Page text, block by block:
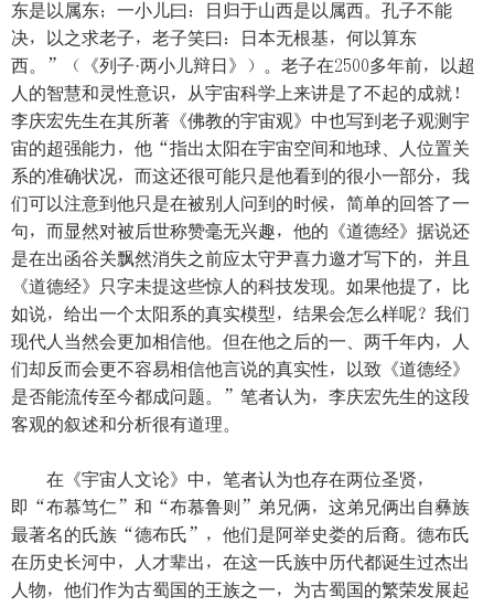
东是以属东；一小儿曰：日归于山西是以属西。孔子不能
决，以之求老子，老子笑曰：日本无根基，何以算东
西。”（《列子·两小儿辩日》）。老子在2500多年前，以超
人的智慧和灵性意识，从宇宙科学上来讲是了不起的成就！
李庆宏先生在其所著《佛教的宇宙观》中也写到老子观测宇
宙的超强能力，他“指出太阳在宇宙空间和地球、人位置关
系的准确状况，而这还很可能只是他看到的很小一部分，我
们可以注意到他只是在被别人问到的时候，简单的回答了一
句，而显然对被后世称赞毫无兴趣，他的《道德经》据说还
是在出函谷关飘然消失之前应太守尹喜力邀才写下的，并且
《道德经》只字未提这些惊人的科技发现。如果他提了，比
如说，给出一个太阳系的真实模型，结果会怎么样呢？我们
现代人当然会更加相信他。但在他之后的一、两千年内，人
们却反而会更不容易相信他言说的真实性，以致《道德经》
是否能流传至今都成问题。”笔者认为，李庆宏先生的这段
客观的叙述和分析很有道理。
在《宇宙人文论》中，笔者认为也存在两位圣贤，
即“布慕笃仁”和“布慕鲁则”弟兄俩，这弟兄俩出自彝族
最著名的氏族“德布氏”，他们是阿举史娄的后裔。德布氏
在历史长河中，人才辈出，在这一氏族中历代都诞生过杰出
人物，他们作为古蜀国的王族之一，为古蜀国的繁荣发展起